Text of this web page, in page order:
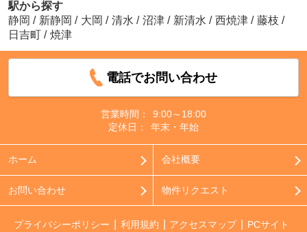
駅から探す
静岡 / 新静岡 / 大岡 / 清水 / 沼津 / 新清水 / 西焼津 / 藤枝 /
日吉町 / 焼津
電話でお問い合わせ
営業時間：
9:00～18:00
定休日：
年末・年始
ホーム 会社概要
お問い合わせ 物件リクエスト
プライバシーポリシー 利用規約 アクセスマップ
PCサイト